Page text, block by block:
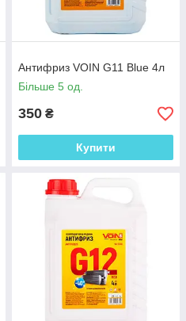
Антифриз VOIN G11 Blue 4л
Більше 5 од.
350 ₴
Купити